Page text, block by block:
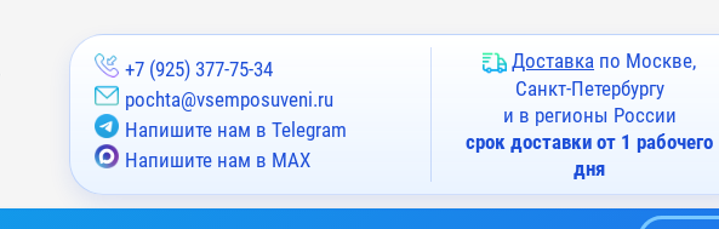
+7 (925) 377-75-34
pochta@vsemposuveni.ru
Напишите нам в Telegram
Напишите нам в MAX
Доставка по Москве,
Санкт-Петербургу
и в регионы России
срок доставки от 1 рабочего
дня